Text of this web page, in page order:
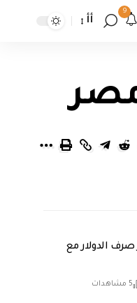
9
أأ
صرف الدولار مع
5 مشاهدات